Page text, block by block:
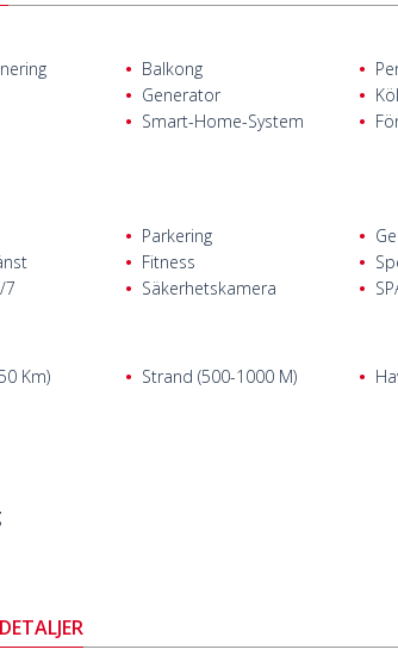
Balkong
Generator
Smart-Home-System
Parkering
Fitness
7
Säkerhetskamera
Km) Strand (500-1000 M)